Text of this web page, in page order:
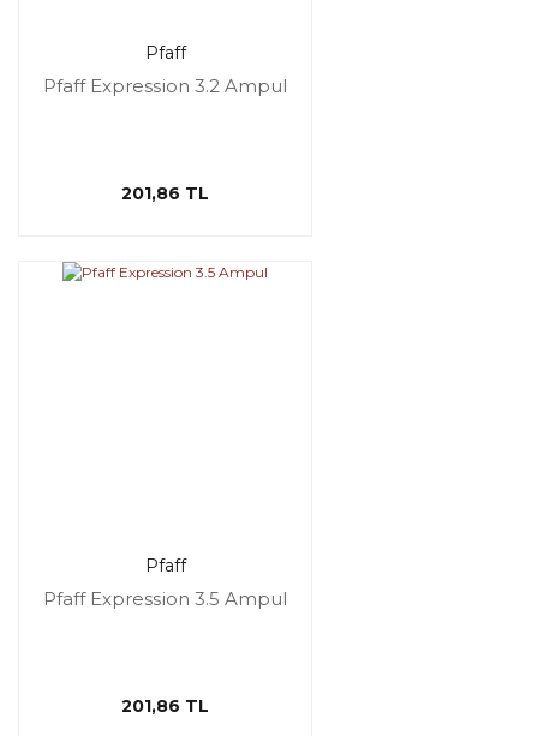
Pfaff
Pfaff Expression 3.2 Ampul
201,86 TL
Pfaff
Pfaff Expression 3.5 Ampul
201,86 TL